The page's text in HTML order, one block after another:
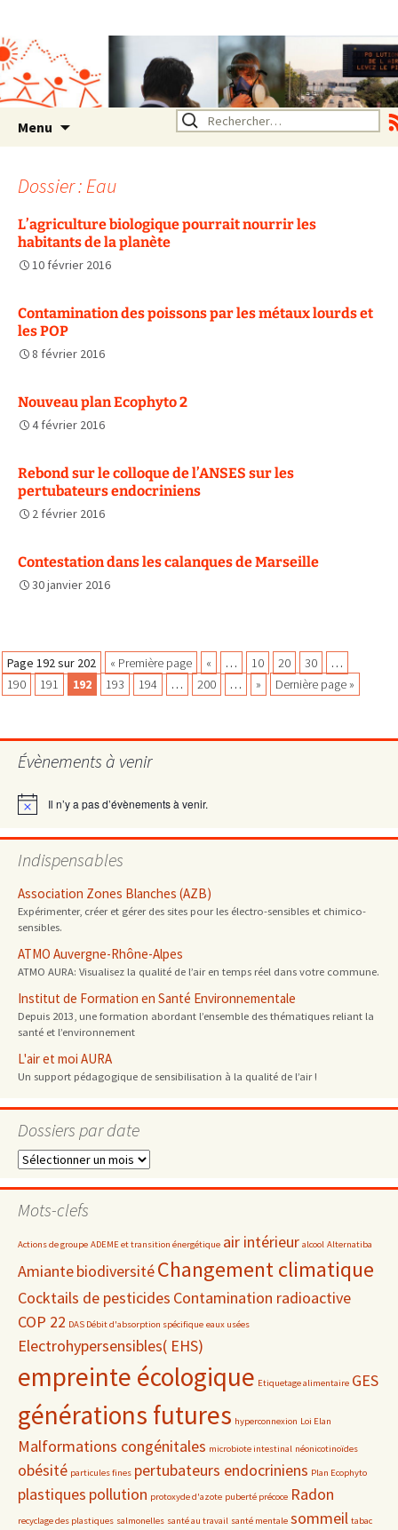
Rhône Alpes
Un environnement sain pour
la santé de tous
Menu Rechercher :
Dossier : Eau
L’agriculture biologique pourrait nourrir les
habitants de la planète
10 février 2016
Contamination des poissons par les métaux lourds et
les POP
8 février 2016
Nouveau plan Ecophyto 2
4 février 2016
Rebond sur le colloque de l’ANSES sur les
pertubateurs endocriniens
2 février 2016
Contestation dans les calanques de Marseille
30 janvier 2016
Navigation
des
articles
Page 192 sur 202 « Première page « … 10 20 30
…
190
191 192 193 194 … 200 … » Dernière page »
Évènements à venir
Notice Il n’y a pas d’évènements à venir.
Indispensables
Association Zones Blanches (AZB)
Expérimenter, créer et gérer des sites pour les électro-sensibles et chimico-
sensibles.
ATMO Auvergne-Rhône-Alpes
ATMO AURA: Visualisez la qualité de l’air en temps réel dans votre commune.
Institut de Formation en Santé Environnementale
Depuis 2013, une formation abordant l’ensemble des thématiques reliant la
santé et l’environnement
L'air et moi AURA
Un support pédagogique de sensibilisation à la qualité de l’air !
Dossiers par date
Dossiers
date
Mots-clefs
Actions de groupe ADEME et transition énergétique air intérieur alcool Alternatiba
AmiantebiodiversitéChangement climatique
Cocktails de pesticides Contamination radioactive
COP 22 DAS Débit d'absorption spécifique eaux usées
Electrohypersensibles( EHS)
empreinte écologique Etiquetage alimentaire GES
générations futures hyperconnexion Loi Elan
Malformations congénitales microbiote intestinal néonicotinoïdes
obésité particules fines pertubateurs endocriniens Plan Ecophyto
plastiques pollution protoxyde d'azote puberté précoce Radon
recyclage des plastiques salmonelles santé au travail santé mentale sommeil tabac